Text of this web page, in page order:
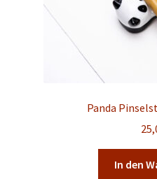
Panda
In den